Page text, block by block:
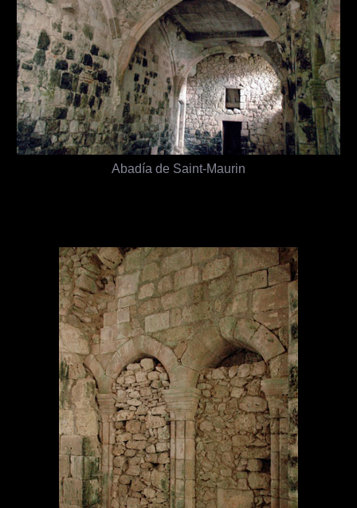
Abadía de Saint-Maurin